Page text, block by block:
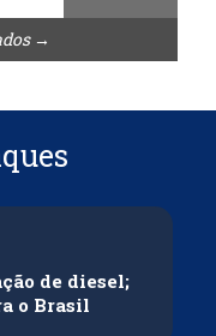
→
de diesel;
o Brasil